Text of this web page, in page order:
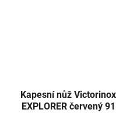
Kapesní nůž Victorinox
EXPLORER červený 91